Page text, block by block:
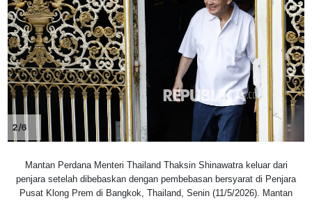
2/6
Mantan Perdana Menteri Thailand Thaksin Shinawatra keluar dari
penjara setelah dibebaskan dengan pembebasan bersyarat di Penjara
Pusat Klong Prem di Bangkok, Thailand, Senin (11/5/2026). Mantan